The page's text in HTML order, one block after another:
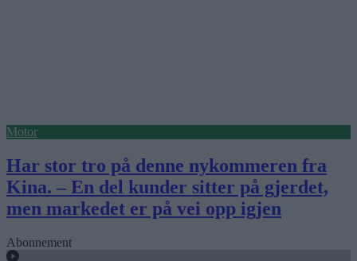
Motor
Har stor tro på denne nykommeren fra
Kina. – En del kunder sitter på gjerdet,
men markedet er på vei opp igjen
Abonnement